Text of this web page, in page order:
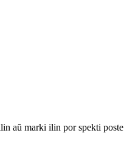
aŭ marki ilin por spekti poste